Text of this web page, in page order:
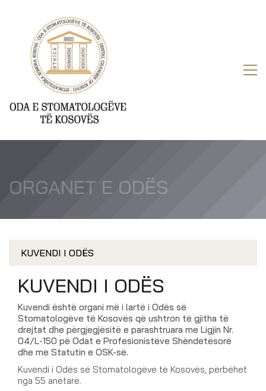
ORGANET E ODËS
KUVENDI I ODËS
KUVENDI I ODËS
Kuvendi është organi më i lartë i Odës së
Stomatologëve të Kosovës që ushtron të gjitha të
drejtat dhe përgjegjësitë e parashtruara me Ligjin Nr.
04/L-150 pë Odat e Profesionistëve Shëndetësorë
dhe me Statutin e OSK-së.
Kuvendi i Odës së Stomatologëve të Kosovës, përbëhet
nga 55 anëtarë.